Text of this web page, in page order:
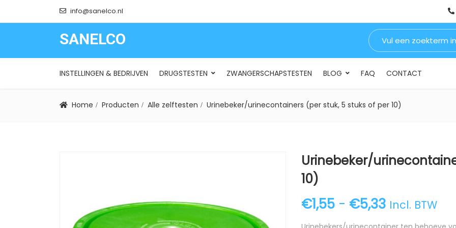
info@sanelco.nl
SANELCO Zoeken naar:
INSTELLINGEN & BEDRIJVEN DRUGSTESTEN ZWANGERSCHAPSTESTEN BLOG FAQ CONTACT
SANELCO INSTELLINGEN & BEDRIJVEN DRUGSTESTEN
Home Producten Alle zelftesten Urinebeker/urinecontainers (per stuk, 5 stuks of per 10)
Urinebeker/
10)
€1,55 - €5,33 Incl. BTW